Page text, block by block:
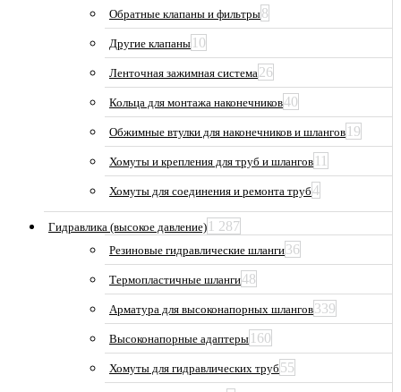
Обратные клапаны и фильтры8
Другие клапаны 10
Ленточная зажимная система26
Кольца для монтажа наконечников40
Обжимные втулки для наконечников и шлангов 19
Хомуты и крепления для труб и шлангов 11
Хомуты для соединения и ремонта труб4
Гидравлика (высокое давление) 1 287
Резиновые гидравлические шланги36
Термопластичные шланги48
Арматура для высоконапорных шлангов339
Высоконапорные адаптеры 160
Хомуты для гидравлических труб 55